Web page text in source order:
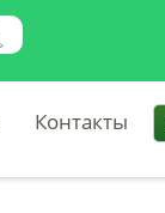
Контакты